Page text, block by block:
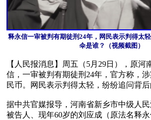
释永信一审被判有期徒刑24年，网民表示判得太
伞是谁？（视频截图）
【人民报消息】周五（5月29日），原河
信，一审被判有期徒刑24年，官方称，
民币。网民表示判得太轻，纷纷追问背
据中共官媒报导，河南省新乡市中级人
被告人、现年60岁的刘应成（原法名释